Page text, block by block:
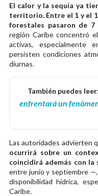
El calor y la sequía ya
territorio. Entre el 1 y el
forestales pasaron de
región Caribe concentró
activas, especialmente
persisten condiciones
diurnas.
También puedes leer:
enfrentará un
Las autoridades advierten
ocurrirá sobre un
coincidirá además con la
entre junio y septiembre —,
disponibilidad hídrica,
Caribe.